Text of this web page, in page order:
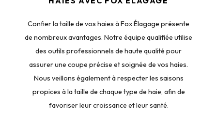
Confier la taille de vos haies à Fox Élagage présente
de nombreux avantages. Notre équipe qualifiée utilise
des outils professionnels de haute qualité pour
assurer une coupe précise et soignée de vos haies.
Nous veillons également à respecter les saisons
propices à la taille de chaque type de haie, afin de
favoriser leur croissance et leur santé.